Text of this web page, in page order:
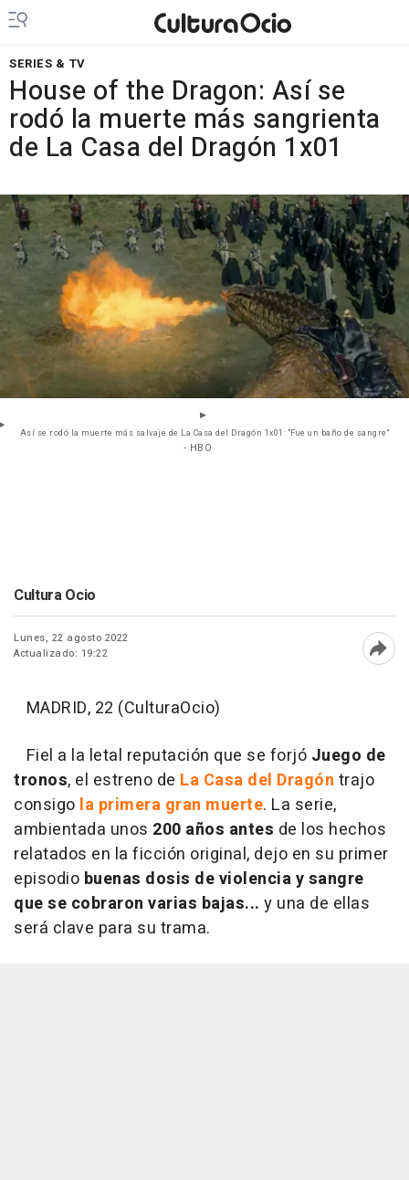
SERIES & TV
House of the Dragon: Así se
rodó la muerte más sangrienta
de La Casa del Dragón 1x01
Así se rodó la muerte más salvaje de La Casa del Dragón 1x01: "Fue un baño de sangre"
- HBO
Cultura Ocio
Lunes, 22 agosto 2022
Actualizado: 19:22
MADRID, 22 (CulturaOcio)
Fiel a la letal reputación que se forjó Juego de
tronos, el estreno de La Casa del Dragón trajo
consigo la primera gran muerte. La serie,
ambientada unos 200 años antes de los hechos
relatados en la ficción original, dejo en su primer
episodio buenas dosis de violencia y sangre
que se cobraron varias bajas... y una de ellas
será clave para su trama.